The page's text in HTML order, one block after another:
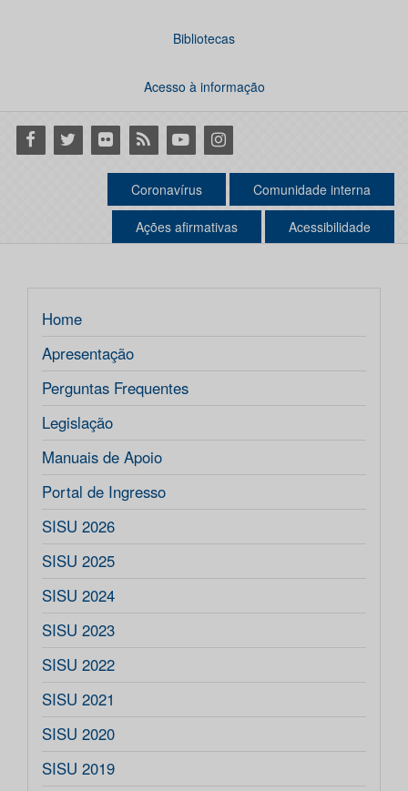
Bibliotecas
Acesso à informação
Facebook
Twitter Flickr RSS YoutubeInstagram
Coronavírus Comunidade interna
Ações afirmativas Acessibilidade
Home
Apresentação
Perguntas Frequentes
Legislação
Manuais de Apoio
Portal de Ingresso
SISU 2026
SISU 2025
SISU 2024
SISU 2023
SISU 2022
SISU 2021
SISU 2020
SISU 2019